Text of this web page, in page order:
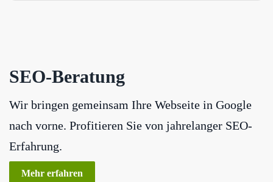
SEO-Beratung
Wir bringen gemeinsam Ihre Webseite in Google
nach vorne. Profitieren Sie von jahrelanger SEO-
Erfahrung.
Mehr erfahren